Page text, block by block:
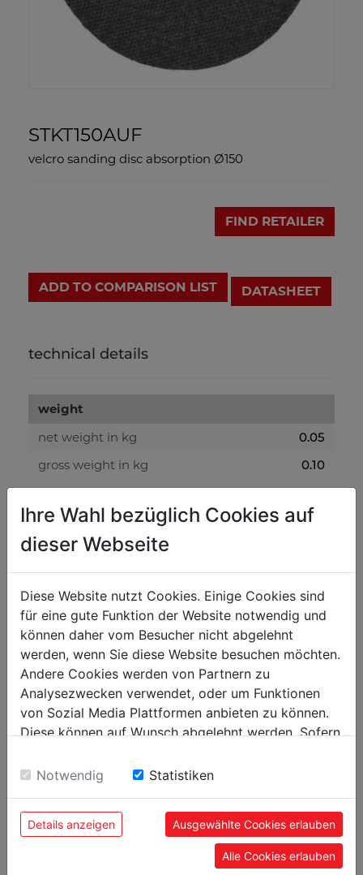
STKT150AUF
velcro sanding disc absorption Ø150
FIND RETAILER
ADD TO COMPARISON LIST DATASHEET
technical details
weight
net weight in kg
0.05
gross weight in kg
0.10
packaging
packaging height in mm
packaging width in mm
170
packaging length in mm
170
general data
EAN code
9120058372520
POPULAR PRODUCTS
Ihre Wahl bezüglich Cookies auf
dieser Webseite
Diese Website nutzt Cookies. Einige Cookies sind
für eine gute Funktion der Website notwendig und
können daher vom Besucher nicht abgelehnt
werden, wenn Sie diese Website besuchen möchten.
Andere Cookies werden von Partnern zu
Analysezwecken verwendet, oder um Funktionen
von Sozial Media Plattformen anbieten zu können.
Diese können auf Wunsch abgelehnt werden. Sofern
Einwilligung zu unseren Cookies.
Notwendig Statistiken
Details anzeigen Ausgewählte Cookies erlauben
Alle Cookies erlauben